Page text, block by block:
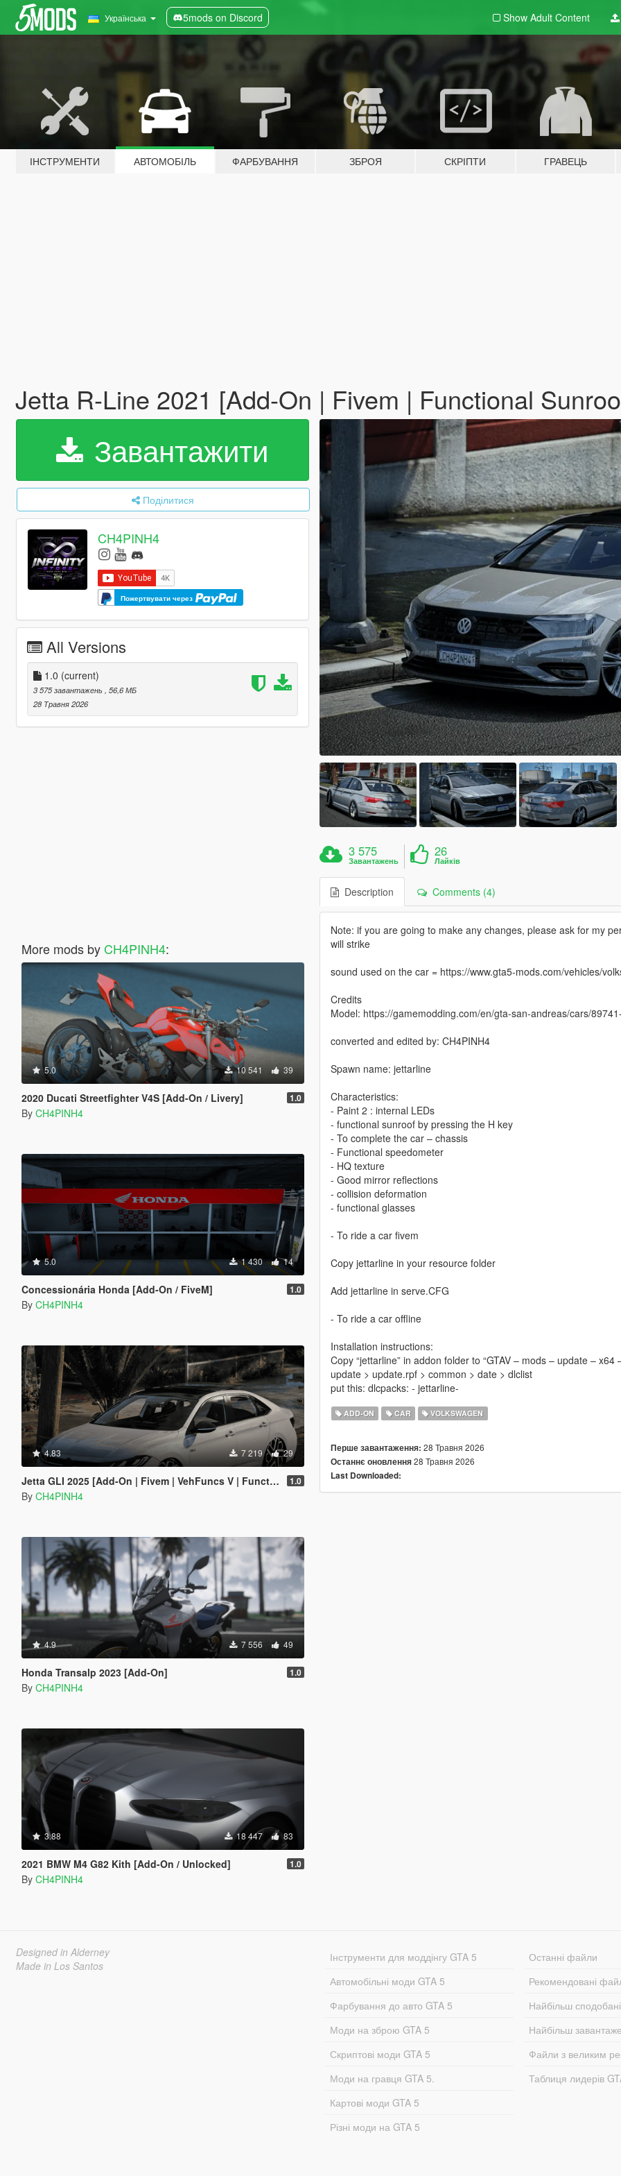
Українська 5mods on Discord Show Adult Content
ІНСТРУМЕНТИ АВТОМОБІЛЬ ФАРБУВАННЯ ЗБРОЯ СКРІПТИ ГРАВЕЦЬ
Jetta R-Line 2021 [Add-On | Fivem | Functional
Завантажити
Поділитися
CH4PINH4
Пожертвувати через
All Versions
1.0 (current)
3 575 завантажень
, 56,6 МБ
28 Травня 2026
More mods by CH4PINH4:
5.0 10 541 39
2020 Ducati Streetfighter V4S [Add-On / Livery] 1.0
By CH4PINH4
5.0 1 430 14
Concessionária Honda [Add-On / FiveM] 1.0
By CH4PINH4
4.83 7 219 29
Jetta GLI 2025 [Add-On | Fivem | VehFuncs V | Functional Sunroof] 1.0
By CH4PINH4
4.9 7 556 49
Honda Transalp 2023 [Add-On] 1.0
By CH4PINH4
3.88 18 447 83
2021 BMW M4 G82 Kith [Add-On / Unlocked] 1.0
By CH4PINH4
3 575
Завантажень
26
Лайків
Description Comments (4)
Note: if you are going to make any changes, please ask for my
will strike
sound used on the car = https://www.gta5-mods.com/vehicles/
Credits
Model: https://gamemodding.com/en/gta-san-andreas/cars/
converted and edited by: CH4PINH4
Spawn name: jettarline
Characteristics:
- Paint 2 : internal LEDs
- functional sunroof by pressing the H key
- To complete the car – chassis
- Functional speedometer
- HQ texture
- Good mirror reflections
- collision deformation
- functional glasses
- To ride a car fivem
Copy jettarline in your resource folder
Add jettarline in serve.CFG
- To ride a car offline
Installation instructions:
Copy “jettarline” in addon folder to “GTAV – mods – update – x64
update > update.rpf > common > date > dlclist
put this: dlcpacks: - jettarline-
ADD-ON CAR VOLKSWAGEN
Перше завантаження: 28 Травня 2026
Останнє оновлення28 Травня 2026
Last Downloaded:
Designed in Alderney
Made in Los Santos
Інструменти для моддінгу GTA 5
Автомобільні моди GTA 5
Фарбування до авто GTA 5
Моди на зброю GTA 5
Скриптові моди GTA 5
Моди на гравця GTA 5.
Картові моди GTA 5
Різні моди на GTA 5
Останні файли
Рекомендовані
Найбільш
Найбільш
Файли з великим
Таблиця лидерів